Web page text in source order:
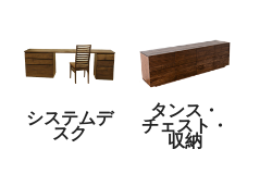
システムデ
スク
タンス・
チェスト・
収納